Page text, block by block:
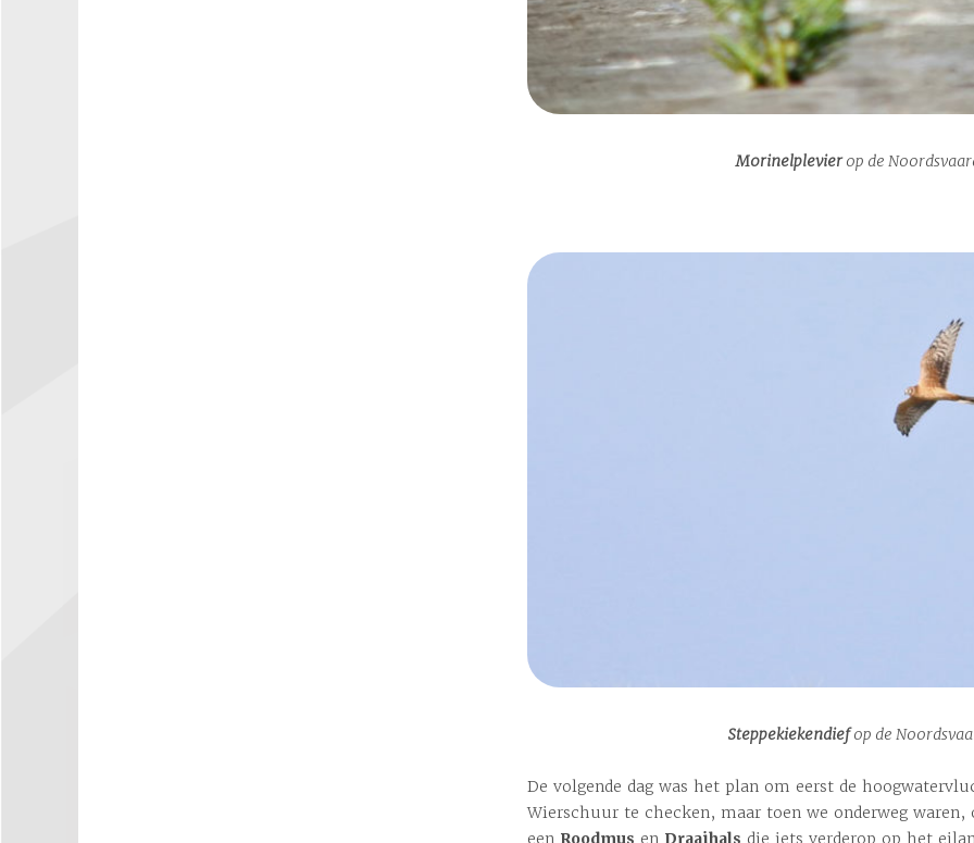
Morinelplevierop de
Steppekiekendiefop de
De volgende dag was het plan om eerst de
Wierschuur te checken, maar toen we onderweg
een Roodmus en Draaihals die iets verderop op het